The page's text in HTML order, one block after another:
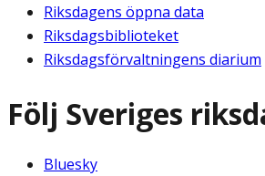
Riksdagens öppna data
Riksdagsbiblioteket
Riksdagsförvaltningens diarium
Följ Sveriges
Bluesky